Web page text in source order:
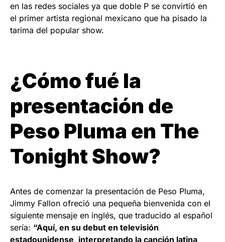
en las redes sociales ya que doble P se convirtió en
el primer artista regional mexicano que ha pisado la
tarima del popular show.
¿Cómo fué la
presentación de
Peso Pluma en The
Tonight Show?
Antes de comenzar la presentación de Peso Pluma,
Jimmy Fallon ofreció una pequeña bienvenida con el
siguiente mensaje en inglés, que traducido al español
sería: “Aquí, en su debut en televisión
estadounidense, interpretando la canción latina